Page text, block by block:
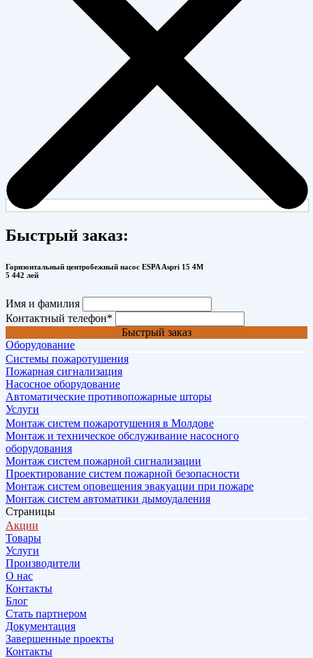
Быстрый заказ:
Горизонтальный центробежный насос ESPA Aspri 15 4M
5 442 лей
Имя и фамилия
Контактный телефон*
Быстрый заказ
Оборудование
Системы пожаротушения
Пожарная сигнализация
Насосное оборудование
Автоматические противопожарные шторы
Услуги
Монтаж систем пожаротушения в Молдове
Монтаж и техническое обслуживание насосного
оборудования
Монтаж систем пожарной сигнализации
Проектирование систем пожарной безопасности
Монтаж систем оповещения эвакуации при пожаре
Монтаж систем автоматики дымоудаления
Страницы
Акции
Товары
Услуги
Производители
О нас
Контакты
Блог
Стать партнером
Документация
Завершенные проекты
Контакты